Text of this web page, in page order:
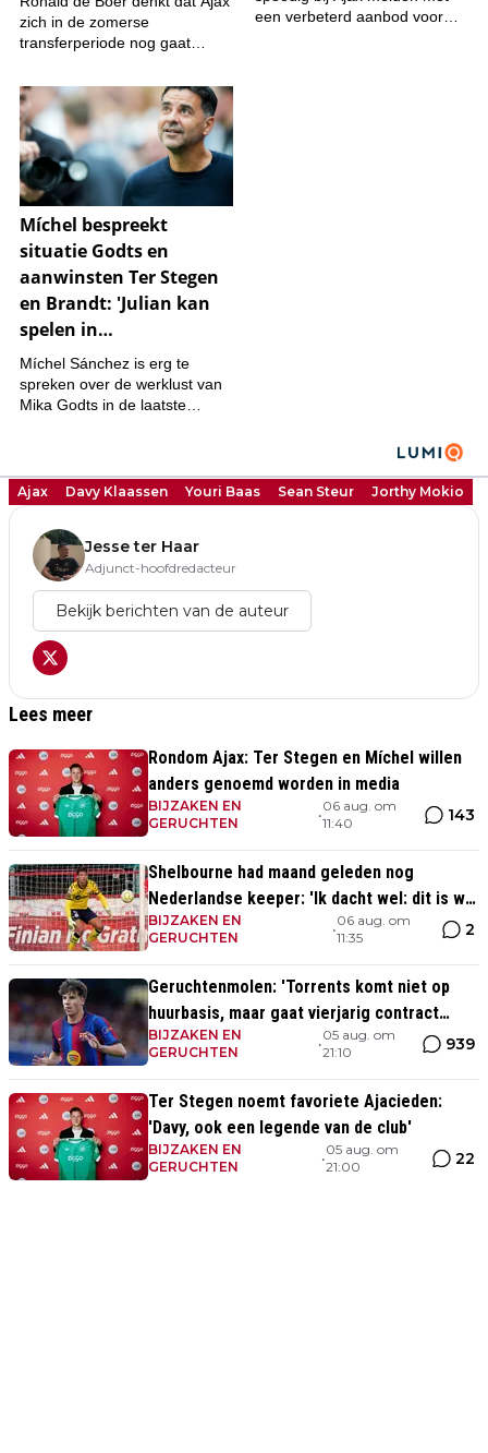
Ajax Davy Klaassen Youri Baas Sean Steur Jorthy Mokio
Jesse ter Haar
Adjunct-hoofdredacteur
Bekijk berichten van de auteur
Lees meer
Rondom Ajax: Ter Stegen en Míchel willen
anders genoemd worden in media
BIJZAKEN EN
GERUCHTEN
•
06 aug. om
11:40
143
Shelbourne had maand geleden nog
Nederlandse keeper: 'Ik dacht wel: dit is wel
héél Iers'
BIJZAKEN EN
GERUCHTEN
•
06 aug. om
11:35
2
Geruchtenmolen: 'Torrents komt niet op
huurbasis, maar gaat vierjarig contract
tekenen bij Ajax'
BIJZAKEN EN
GERUCHTEN
•
05 aug. om
21:10
939
Ter Stegen noemt favoriete Ajacieden:
'Davy, ook een legende van de club'
BIJZAKEN EN
GERUCHTEN
•
05 aug. om
21:00
22